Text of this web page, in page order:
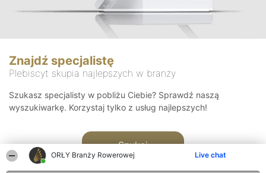
ORŁY Branży Rowerowej Live chat
Znajdź specjalistę
Plebiscyt skupia najlepszych w branży
Szukasz specjalisty w pobliżu Ciebie? Sprawdź naszą
wyszukiwarkę. Korzystaj tylko z usług najlepszych!
Szukaj